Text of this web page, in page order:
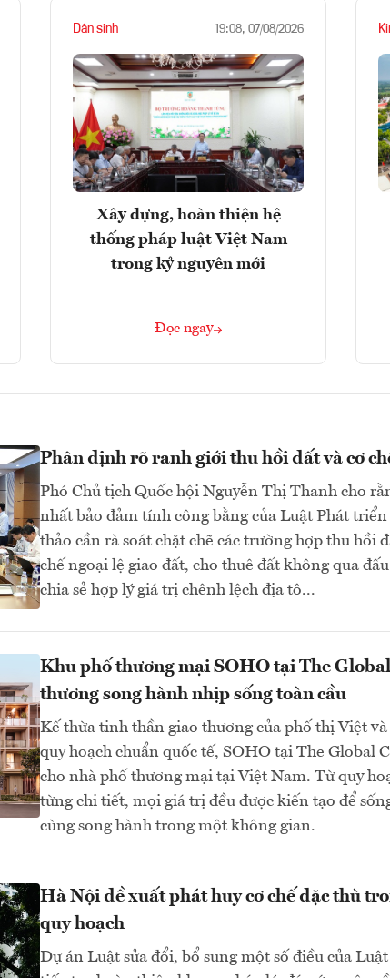
Dân sinh 19:08, 07/08/2026
Xây dựng, hoàn thiện hệ
thống pháp luật Việt Nam
trong kỷ nguyên mới
Đọc ngay
Phân định rõ ranh giới thu hồi đất và cơ
Phó Chủ tịch Quốc hội Nguyễn Thị Thanh cho
nhất bảo đảm tính công bằng của Luật Phát
thảo cần rà soát chặt chẽ các trường hợp thu hồi
chế ngoại lệ giao đất, cho thuê đất không qua
chia sẻ hợp lý giá trị chênh lệch địa tô...
Khu phố thương mại SOHO tại The
thương song hành nhịp sống toàn cầu
Kế thừa tinh thần giao thương của phố thị Việt
quy hoạch chuẩn quốc tế, SOHO tại The Global
cho nhà phố thương mại tại Việt Nam. Từ quy
từng chi tiết, mọi giá trị đều được kiến tạo để
cùng song hành trong một không gian.
Hà Nội đề xuất phát huy cơ chế đặc thù
quy hoạch
Dự án Luật sửa đổi, bổ sung một số điều của